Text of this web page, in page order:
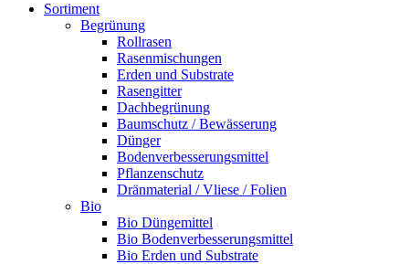
Sortiment
Begrünung
Rollrasen
Rasenmischungen
Erden und Substrate
Rasengitter
Dachbegrünung
Baumschutz / Bewässerung
Dünger
Bodenverbesserungsmittel
Pflanzenschutz
Dränmaterial / Vliese / Folien
Bio
Bio Düngemittel
Bio Bodenverbesserungsmittel
Bio Erden und Substrate